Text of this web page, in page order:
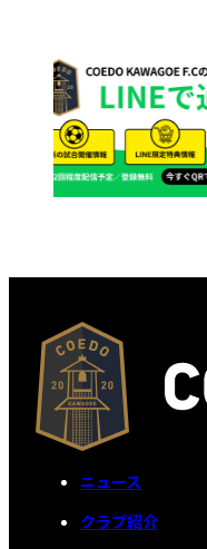
ニュース
クラブ紹介